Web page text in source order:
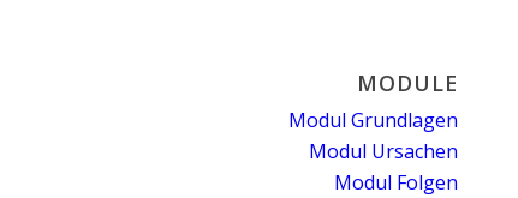
MODULE
Modul Grundlagen
Modul Ursachen
Modul Folgen